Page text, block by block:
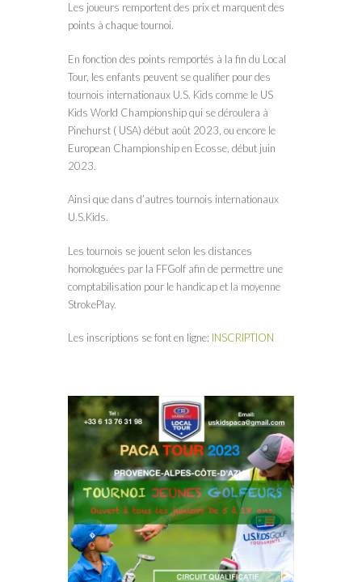
Les joueurs remportent des prix et marquent des
points à chaque tournoi.
En fonction des points remportés à la fin du Local
Tour, les enfants peuvent se qualifier pour des
tournois internationaux U.S. Kids comme le US
Kids World Championship qui se déroulera à
Pinehurst ( USA) début août 2023, ou encore le
European Championship en Ecosse, début juin
2023.
Ainsi que dans d’autres tournois internationaux
U.S.Kids.
Les tournois se jouent selon les distances
homologuées par la FFGolf afin de permettre une
comptabilisation pour le handicap et la moyenne
StrokePlay.
Les inscriptions se font en ligne: INSCRIPTION